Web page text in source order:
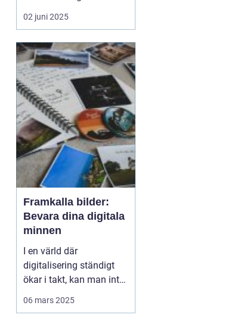
människor, och att ha ett
korrekt och
körkortsfoto är en viktig
del av denna process. I
Vällingby finns det flera
alternativ f...
02 juni 2025
Framkalla bilder:
Bevara dina digitala
minnen
I en värld där
digitalisering ständigt
ökar i takt, kan man inte
06 mars 2025